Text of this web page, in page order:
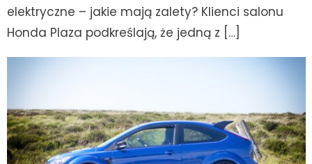
elektryczne – jakie mają zalety? Klienci salonu
Honda Plaza podkreślają, że jedną z […]